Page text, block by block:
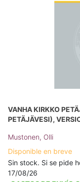
VANHA KIRKKO
PETÄJÄVESI),
Mustonen, Olli
Disponible en breve
Sin stock. Si se pide
17/08/26